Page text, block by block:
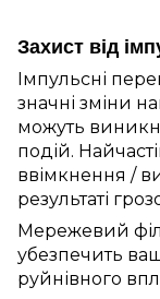
Захист від
Імпульсні
значні зміни
можуть
подій.
ввімкнення /
результаті
Мережевий
убезпечить
руйнівного